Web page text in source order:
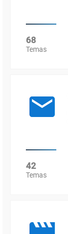
68
Temas
42
Temas